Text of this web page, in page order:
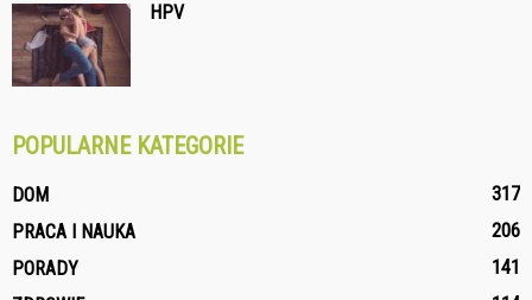
HPV
POPULARNE KATEGORIE
DOM
317
PRACA I NAUKA
206
PORADY
141